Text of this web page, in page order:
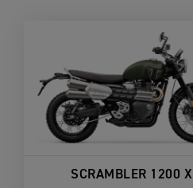
SCRAMBLER 1200 X